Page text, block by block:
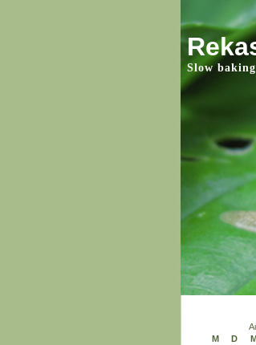
Slow
M
D